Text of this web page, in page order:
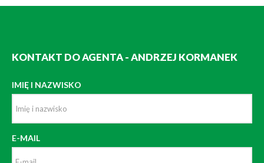
KONTAKT DO AGENTA - ANDRZEJ KORMANEK
IMIĘ I NAZWISKO
E-MAIL